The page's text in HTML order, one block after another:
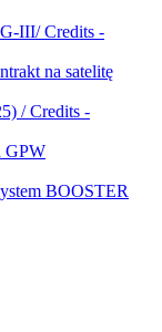
na satelitę
GPW
BOOSTER